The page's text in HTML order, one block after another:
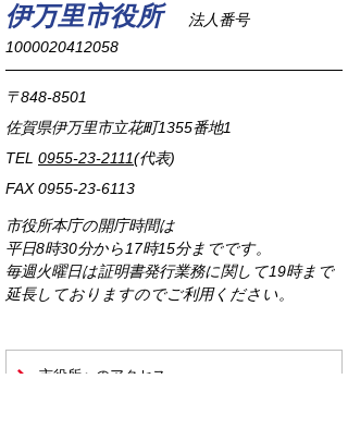
伊万里市役所
法人番号
1000020412058
〒848-8501
佐賀県伊万里市立花町1355番地1
TEL 0955-23-2111(代表)
FAX 0955-23-6113
市役所本庁の開庁時間は
平日8時30分から17時15分までです。
毎週火曜日は証明書発行業務に関して19時まで
延長しておりますのでご利用ください。
市役所へのアクセス